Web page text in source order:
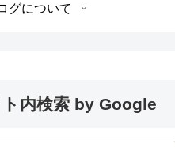
グについて
内検索 by Google